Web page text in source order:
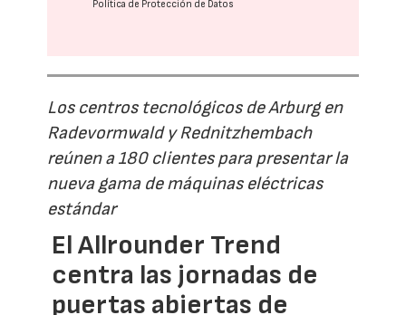
Política de Protección de Datos
Los centros tecnológicos de Arburg en
Radevormwald y Rednitzhembach
reúnen a 180 clientes para presentar la
nueva gama de máquinas eléctricas
estándar
El Allrounder Trend
centra las jornadas de
puertas abiertas de